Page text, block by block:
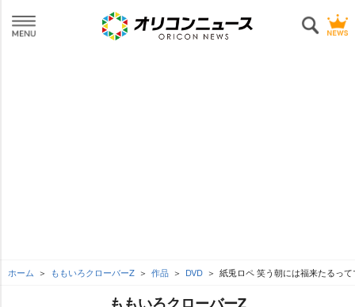
ホーム ももいろクローバーZ 作品 DVD 紙兎ロペ 笑う朝には福来たるっ